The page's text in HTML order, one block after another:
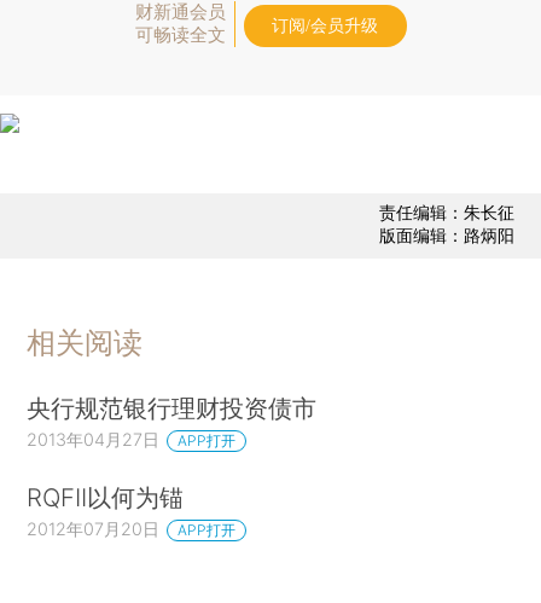
财新通会员
可畅读全文
订阅/会员升级
责任编辑：朱长征
版面编辑：路炳阳
相关阅读
央行规范银行理财投资债市
2013年04月27日 APP打开
RQFII以何为锚
2012年07月20日 APP打开